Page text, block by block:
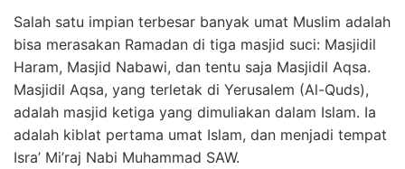
Salah satu impian terbesar banyak umat Muslim adalah
bisa merasakan Ramadan di tiga masjid suci: Masjidil
Haram, Masjid Nabawi, dan tentu saja Masjidil Aqsa.
Masjidil Aqsa, yang terletak di Yerusalem (Al-Quds),
adalah masjid ketiga yang dimuliakan dalam Islam. Ia
adalah kiblat pertama umat Islam, dan menjadi tempat
Isra’ Mi’raj Nabi Muhammad SAW.